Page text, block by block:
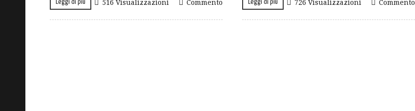
Leggi di più Commento
516 Visualizzazioni Leggi di più Commento
726 Visualizzazioni